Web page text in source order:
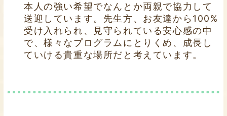
本人の強い希望でなんとか両親で協力して
送迎しています。先生方、お友達から100%
受け入れられ、見守られている安心感の中
で、様々なプログラムにとりくめ、成長し
ていける貴重な場所だと考えています。